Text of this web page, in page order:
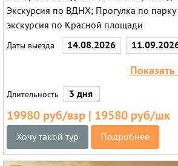
Экскурсия по ВДНХ; Прогулка по парку
экскурсия по Красной площади
Даты выезда 14.08.2026
Длительность 3 дня
19980 руб/взр | 19580 руб/шк
Хочу такой тур Подробнее